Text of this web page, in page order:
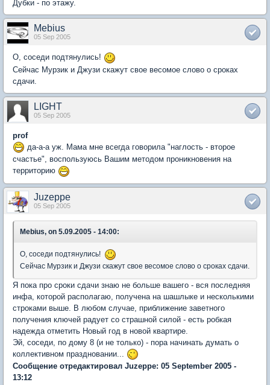
Дубки - по этажу.
Mebius
05 Sep 2005
О, соседи подтянулись!
Сейчас Мурзик и Джузи скажут свое весомое слово о сроках
сдачи.
LIGHT
05 Sep 2005
prof
да-а-а уж. Мама мне всегда говорила "наглость - второе
счастье", воспользуюсь Вашим методом проникновения на
территорию
Juzeppe
05 Sep 2005
Mebius, on 5.09.2005 - 14:00:
О, соседи подтянулись!
Сейчас Мурзик и Джузи скажут свое весомое слово о сроках сдачи.
Я пока про сроки сдачи знаю не больше вашего - вся последняя
инфа, которой располагаю, получена на шашлыке и несколькими
строками выше. В любом случае, приближение заветного
получения ключей радует со страшной силой - есть робкая
надежда отметить Новый год в новой квартире.
Эй, соседи, по дому 8 (и не только) - пора начинать думать о
коллективном праздновании...
Сообщение отредактировал Juzeppe: 05 September 2005 -
13:12